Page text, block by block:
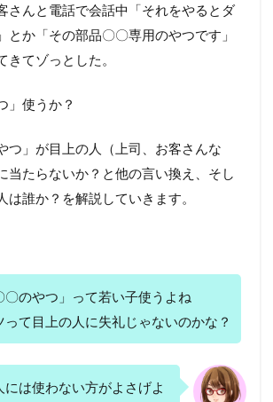
さんと電話で会話中「それをやるとダ
とか「その部品〇〇専用のやつです」
きてゾっとした。
」使うか？
つ」が目上の人（上司、お客さんな
当たらないか？と他の言い換え、そし
は誰か？を解説していきます。
〇のやつ」って若い子使うよね
って目上の人に失礼じゃないのかな？
には使わない方がよさげよ